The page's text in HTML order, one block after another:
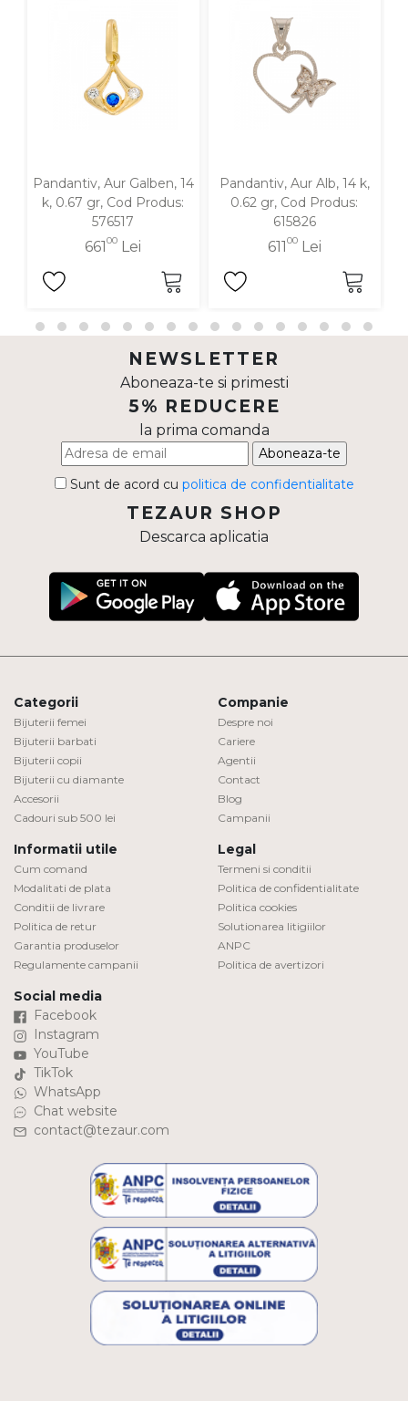
Pandantiv, Aur Galben, 14
k, 0.67 gr, Cod Produs:
576517
66100 Lei
Pandantiv, Aur Alb, 14 k,
0.62 gr, Cod Produs:
615826
611 00Lei
NEWSLETTER
Aboneaza-te si primesti
5% REDUCERE
la prima comanda
Aboneaza-te
Sunt de acord cu politica de confidentialitate
TEZAUR SHOP
Descarca aplicatia
Categorii
Bijuterii femei
Bijuterii barbati
Bijuterii copii
Bijuterii cu diamante
Accesorii
Cadouri sub 500 lei
Companie
Despre noi
Cariere
Agentii
Contact
Blog
Campanii
Informatii utile
Cum comand
Modalitati de plata
Conditii de livrare
Politica de retur
Garantia produselor
Regulamente campanii
Legal
Termeni si conditii
Politica de confidentialitate
Politica cookies
Solutionarea litigiilor
ANPC
Politica de avertizori
Social media
Facebook
Instagram
YouTube
TikTok
WhatsApp
Chat website
contact@tezaur.com